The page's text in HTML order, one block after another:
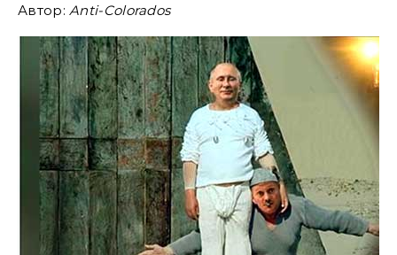
Автор:Anti-Colorados